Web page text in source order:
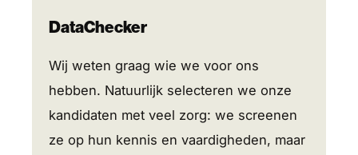
DataChecker
Wij weten graag wie we voor ons
hebben. Natuurlijk selecteren we onze
kandidaten met veel zorg: we screenen
ze op hun kennis en vaardigheden, maar